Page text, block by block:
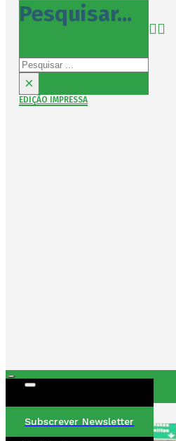
Pesquisar...
Pesquisar
×
EDIÇÃO IMPRESSA
Subscrever Newsletter